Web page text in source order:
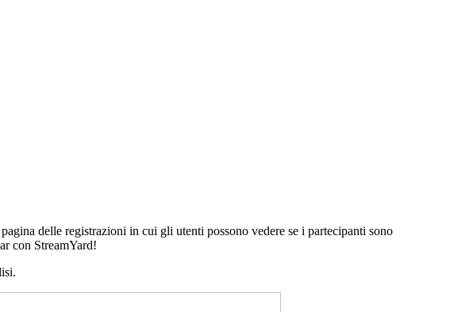
delle registrazioni in cui gli utenti possono vedere se i partecipanti sono
con StreamYard!